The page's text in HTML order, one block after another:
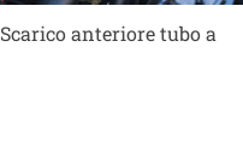
anteriore tubo a